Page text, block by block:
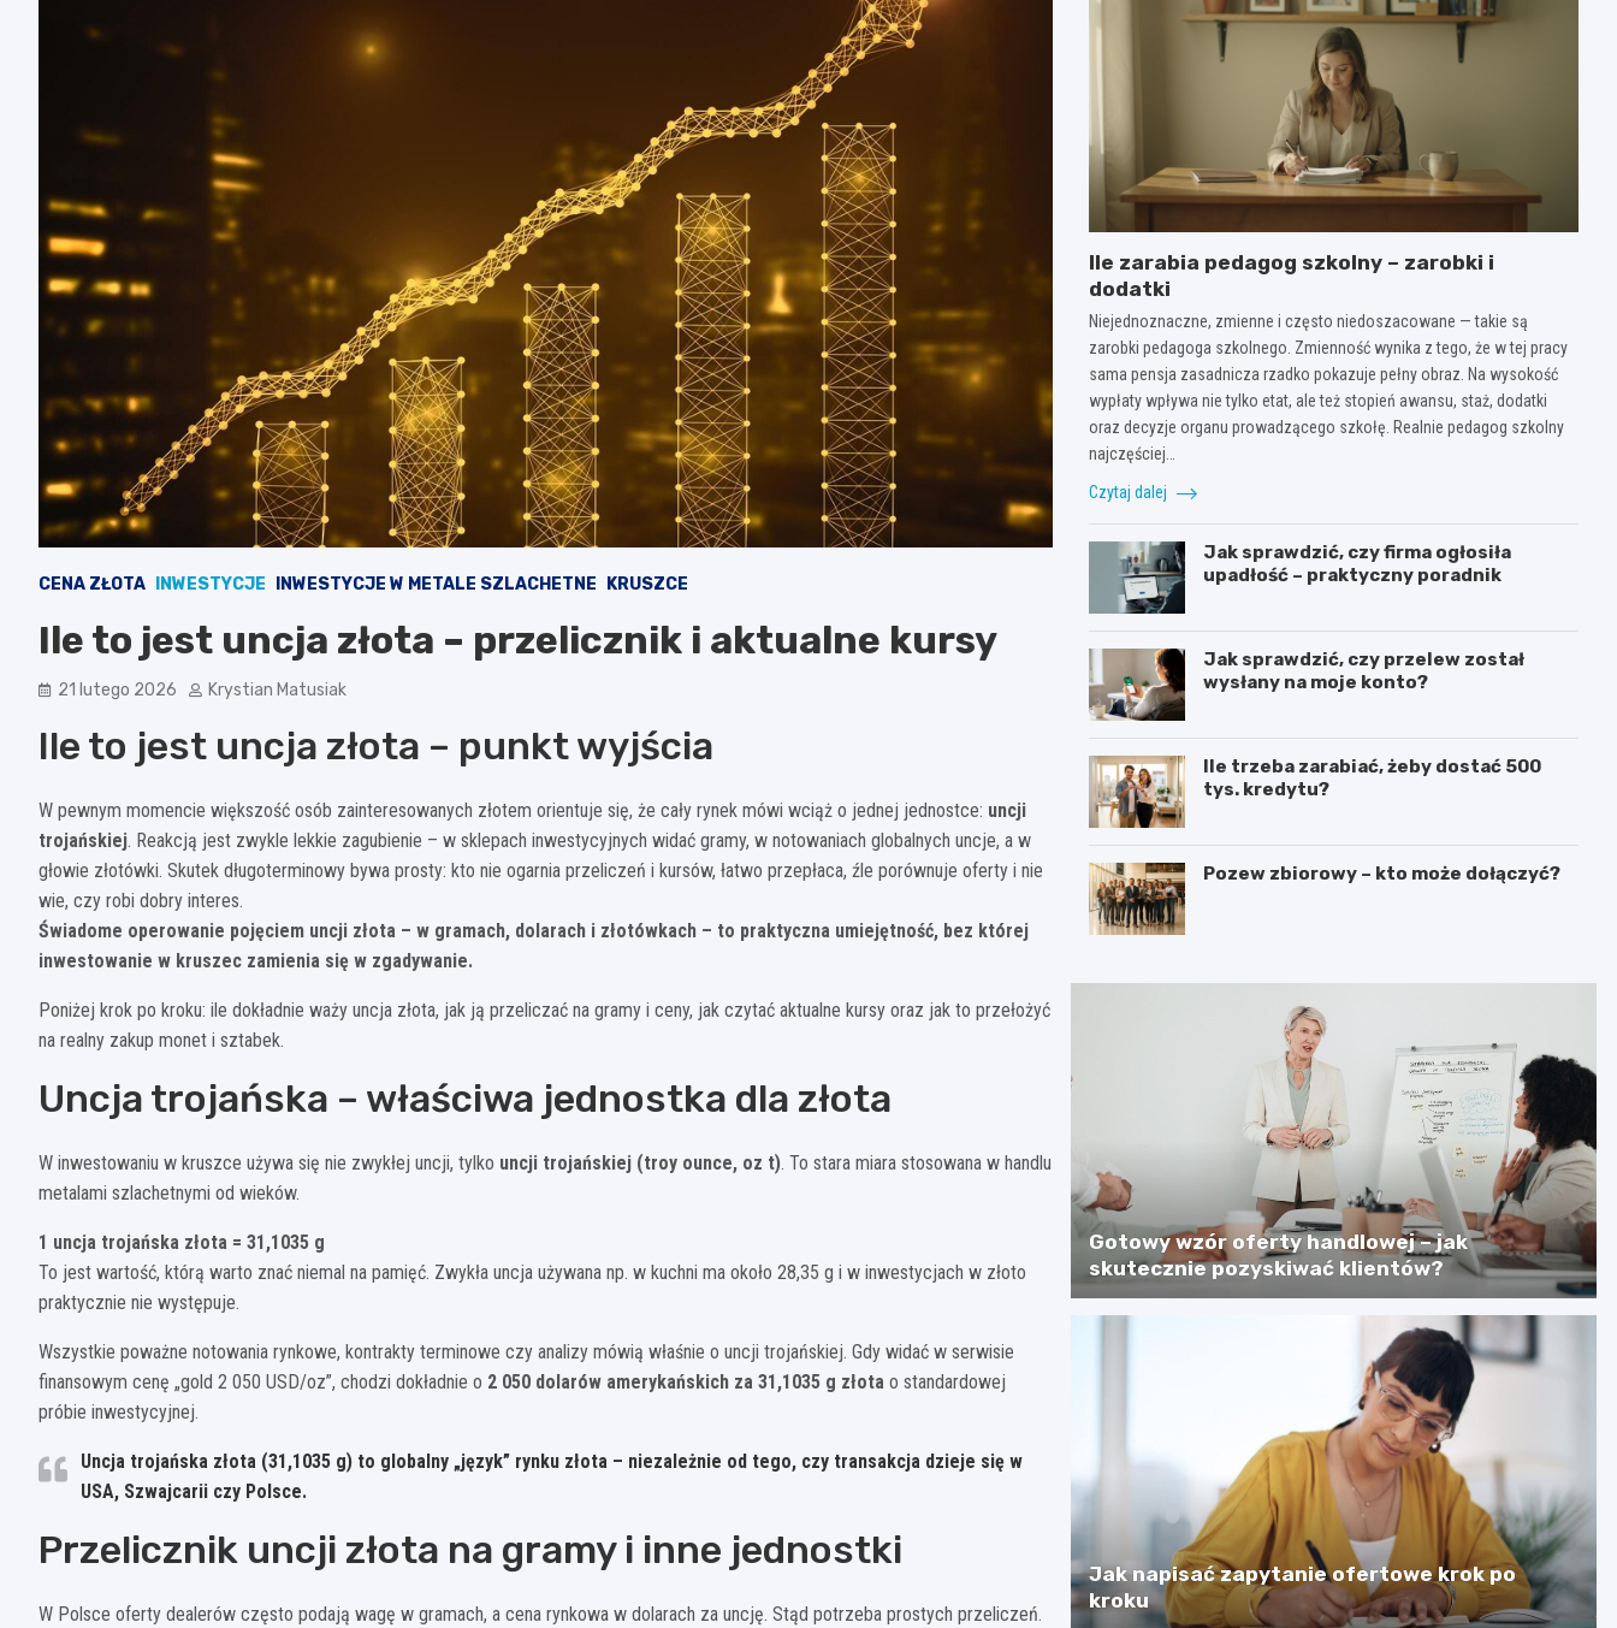
CENA ZŁOTA INWESTYCJE INWESTYCJE W METALE SZLACHETNE KRUSZCE
Ile to jest uncja złota – przelicznik i aktualne kursy
21 lutego 2026 Krystian Matusiak
Ile to jest uncja złota – punkt wyjścia
W pewnym momencie większość osób zainteresowanych złotem orientuje się, że cały rynek mówi wciąż o jednej jednostce: uncji
trojańskiej. Reakcją jest zwykle lekkie zagubienie – w sklepach inwestycyjnych widać gramy, w notowaniach globalnych uncje, a w
głowie złotówki. Skutek długoterminowy bywa prosty: kto nie ogarnia przeliczeń i kursów, łatwo przepłaca, źle porównuje oferty i nie
wie, czy robi dobry interes.
Świadome operowanie pojęciem uncji złota – w gramach, dolarach i złotówkach – to praktyczna umiejętność, bez której
inwestowanie w kruszec zamienia się w zgadywanie.
Poniżej krok po kroku: ile dokładnie waży uncja złota, jak ją przeliczać na gramy i ceny, jak czytać aktualne kursy oraz jak to przełożyć
na realny zakup monet i sztabek.
Uncja trojańska – właściwa jednostka dla złota
W inwestowaniu w kruszce używa się nie zwykłej uncji, tylko uncji trojańskiej (troy ounce, oz t). To stara miara stosowana w handlu
metalami szlachetnymi od wieków.
1 uncja trojańska złota = 31,1035 g
To jest wartość, którą warto znać niemal na pamięć. Zwykła uncja używana np. w kuchni ma około 28,35 g i w inwestycjach w złoto
praktycznie nie występuje.
Wszystkie poważne notowania rynkowe, kontrakty terminowe czy analizy mówią właśnie o uncji trojańskiej. Gdy widać w serwisie
finansowym cenę „gold 2 050 USD/oz”, chodzi dokładnie o 2 050 dolarów amerykańskich za 31,1035 g złota o standardowej
próbie inwestycyjnej.
Uncja trojańska złota (31,1035 g) to globalny „język” rynku złota – niezależnie od tego, czy transakcja dzieje się w
USA, Szwajcarii czy Polsce.
Przelicznik uncji złota na gramy i inne jednostki
W Polsce oferty dealerów często podają wagę w gramach, a cena rynkowa w dolarach za uncję. Stąd potrzeba prostych przeliczeń.
Ile zarabia pedagog szkolny – zarobki i
dodatki
Niejednoznaczne, zmienne i często niedoszacowane — takie są
zarobki pedagoga szkolnego. Zmienność wynika z tego, że w tej pracy
sama pensja zasadnicza rzadko pokazuje pełny obraz. Na wysokość
wypłaty wpływa nie tylko etat, ale też stopień awansu, staż, dodatki
oraz decyzje organu prowadzącego szkołę. Realnie pedagog szkolny
najczęściej…
Czytaj dalej
Jak sprawdzić, czy firma ogłosiła
upadłość – praktyczny poradnik
Jak sprawdzić, czy przelew został
wysłany na moje konto?
Ile trzeba zarabiać, żeby dostać 500
tys. kredytu?
Pozew zbiorowy – kto może dołączyć?
Gotowy wzór oferty handlowej – jak
skutecznie pozyskiwać klientów?
Jak napisać zapytanie ofertowe krok po
kroku